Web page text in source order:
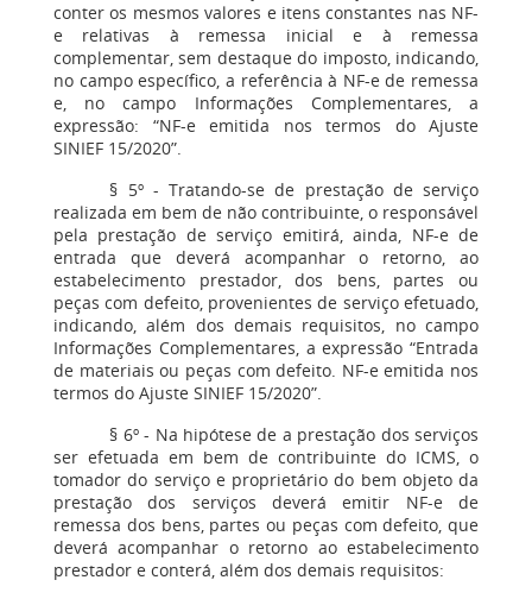
conter os mesmos valores e itens constantes nas NF-
e relativas à remessa inicial e à remessa
complementar, sem destaque do imposto, indicando,
no campo específico, a referência à NF-e de remessa
e, no campo Informações Complementares, a
expressão: “NF-e emitida nos termos do Ajuste
SINIEF 15/2020”.
§ 5º - Tratando-se de prestação de serviço
realizada em bem de não contribuinte, o responsável
pela prestação de serviço emitirá, ainda, NF-e de
entrada que deverá acompanhar o retorno, ao
estabelecimento prestador, dos bens, partes ou
peças com defeito, provenientes de serviço efetuado,
indicando, além dos demais requisitos, no campo
Informações Complementares, a expressão “Entrada
de materiais ou peças com defeito. NF-e emitida nos
termos do Ajuste SINIEF 15/2020”.
§ 6º - Na hipótese de a prestação dos serviços
ser efetuada em bem de contribuinte do ICMS, o
tomador do serviço e proprietário do bem objeto da
prestação dos serviços deverá emitir NF-e de
remessa dos bens, partes ou peças com defeito, que
deverá acompanhar o retorno ao estabelecimento
prestador e conterá, além dos demais requisitos: